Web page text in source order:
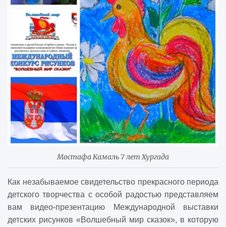
Мостафа Камаль 7 лет Хургада
Как незабываемое свидетельство прекрасного периода
детского творчества с особой радостью представляем
вам видео-презентацию Международной выставки
детских рисунков «Волшебный мир сказок», в которую